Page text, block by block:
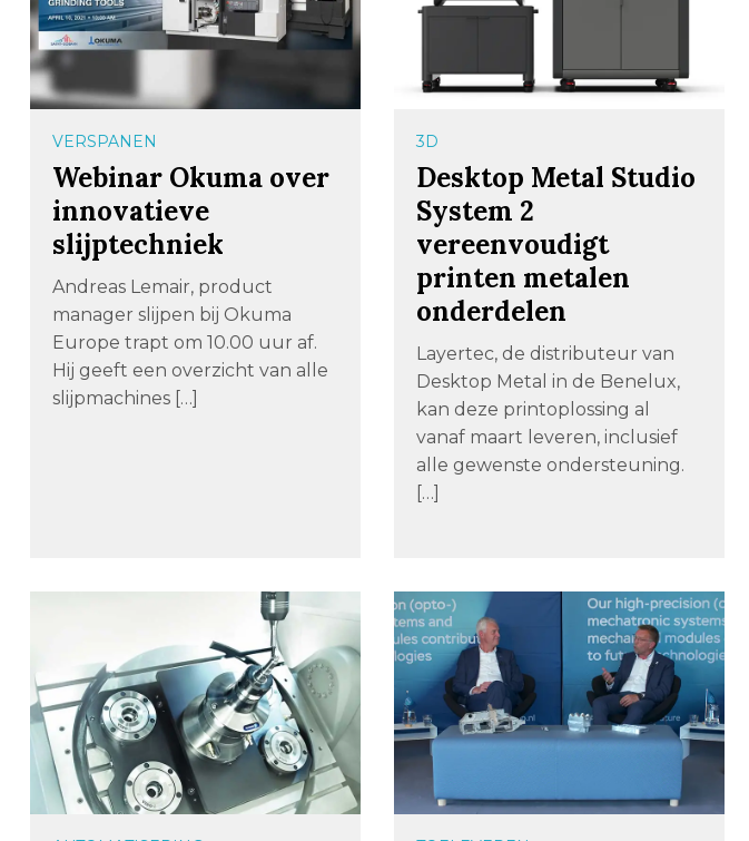
VERSPANEN
Webinar Okuma over
innovatieve
slijptechniek
Andreas Lemair, product
manager slijpen bij Okuma
Europe trapt om 10.00 uur af.
Hij geeft een overzicht van alle
slijpmachines […]
3D
Desktop Metal Studio
System 2
vereenvoudigt
printen metalen
onderdelen
Layertec, de distributeur van
Desktop Metal in de Benelux,
kan deze printoplossing al
vanaf maart leveren, inclusief
alle gewenste ondersteuning.
[…]